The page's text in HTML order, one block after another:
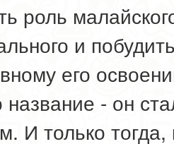
роль
и
его
название - он
И только тогда,